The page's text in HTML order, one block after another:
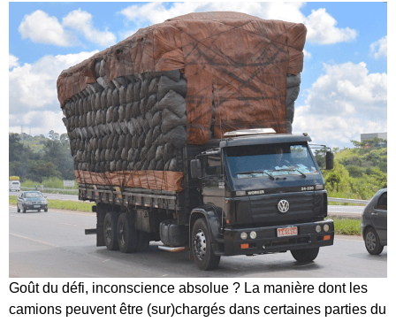
Goût du défi, inconscience absolue ? La manière dont les
camions peuvent être (sur)chargés dans certaines parties du